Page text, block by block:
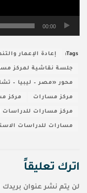
00:00
Tags: إعادة الإعمار
جلسة نقاشية لمركز
محور «مصر – ليبيا –
مركز مسارات مركز
مركز مسارات للدراسات
مسارات للدراسات
اترك تعليقاً
لن يتم نشر عنوان بريدك